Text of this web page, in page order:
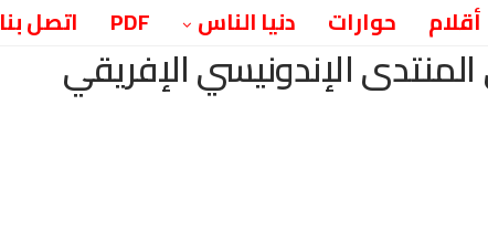
أقلام حوارات دنيا الناس PDF اتصل بنا
الإندونيسي الإفريقي